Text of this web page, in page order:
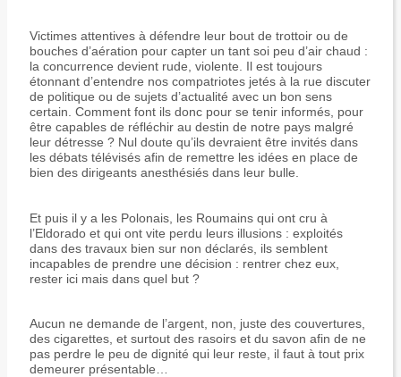
Victimes attentives à défendre leur bout de trottoir ou de
bouches d’aération pour capter un tant soi peu d’air chaud :
la concurrence devient rude, violente. Il est toujours
étonnant d’entendre nos compatriotes jetés à la rue discuter
de politique ou de sujets d’actualité avec un bon sens
certain. Comment font ils donc pour se tenir informés, pour
être capables de réfléchir au destin de notre pays malgré
leur détresse ? Nul doute qu’ils devraient être invités dans
les débats télévisés afin de remettre les idées en place de
bien des dirigeants anesthésiés dans leur bulle.
Et puis il y a les Polonais, les Roumains qui ont cru à
l’Eldorado et qui ont vite perdu leurs illusions : exploités
dans des travaux bien sur non déclarés, ils semblent
incapables de prendre une décision : rentrer chez eux,
rester ici mais dans quel but ?
Aucun ne demande de l’argent, non, juste des couvertures,
des cigarettes, et surtout des rasoirs et du savon afin de ne
pas perdre le peu de dignité qui leur reste, il faut à tout prix
demeurer présentable…